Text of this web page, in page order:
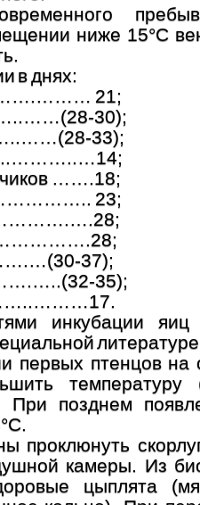
ниже 15°С
в днях:
21;
30);
33);
…….18;
23;
37);
35);
инкубации
первых птенцов
позднем
проклюнуть
камеры. Из
цыплята